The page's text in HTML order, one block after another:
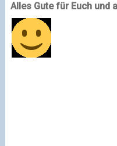
Alles Gute für Euch und